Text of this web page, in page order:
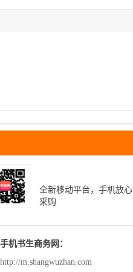
全新移动平台，手机放心
采购
手机书生商务网：
http://m.shangwuzhan.com